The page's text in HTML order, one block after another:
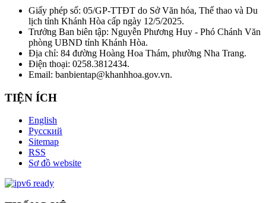
Giấy phép số: 05/GP-TTĐT do Sở Văn hóa, Thể thao và Du
lịch tỉnh Khánh Hòa cấp ngày 12/5/2025.
Trưởng Ban biên tập: Nguyễn Phương Huy - Phó Chánh Văn
phòng UBND tỉnh Khánh Hòa.
Địa chỉ: 84 đường Hoàng Hoa Thám, phường Nha Trang.
Điện thoại: 0258.3812434.
Email: banbientap@khanhhoa.gov.vn.
TIỆN ÍCH
English
Русский
Sitemap
RSS
Sơ đồ website